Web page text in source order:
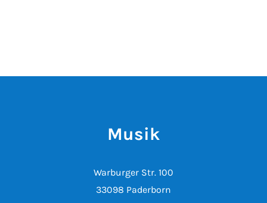
Musik
Warburger Str. 100
33098 Paderborn